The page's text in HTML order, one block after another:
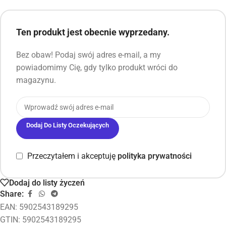
Ten produkt jest obecnie wyprzedany.
Bez obaw! Podaj swój adres e-mail, a my
powiadomimy Cię, gdy tylko produkt wróci do
magazynu.
Dodaj Do Listy Oczekujących
Przeczytałem i akceptuję polityka prywatności
Dodaj do listy życzeń
Share:
EAN: 5902543189295
GTIN: 5902543189295